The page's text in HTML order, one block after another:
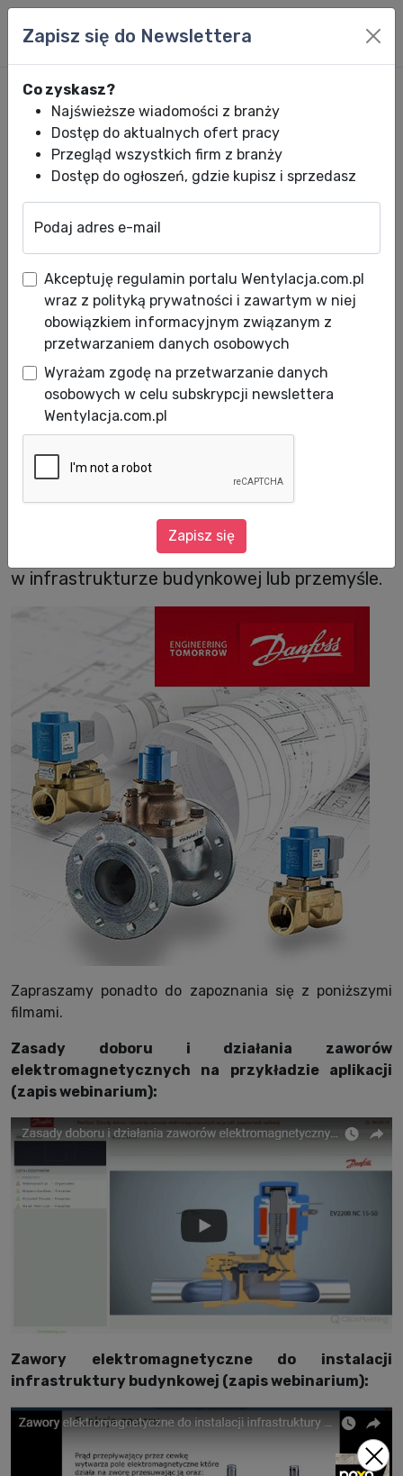
Wigmors: Strefa Projektanta
Danfoss
Data publikacji: 09.05.2018
Zapraszamy do skorzystania ze Strefy
Projektanta Danfoss wszystkich, którzy
zajmują się projektowaniem zaworów
pierwszeństwa i BREEAM lub innych aplikacji
w infrastrukturze budynkowej lub przemyśle.
Zapraszamy ponadto do zapoznania się z poniższymi
filmami.
Zasady doboru i działania zaworów
elektromagnetycznych na przykładzie aplikacji
(zapis webinarium):
Zawory elektromagnetyczne do instalacji
infrastruktury budynkowej (zapis webinarium):
Zapisz się do Newslettera
Co zyskasz?
Najświeższe wiadomości z branży
Dostęp do aktualnych ofert pracy
Przegląd wszystkich firm z branży
Dostęp do ogłoszeń, gdzie kupisz i sprzedasz
Podaj adres e-mail
Akceptuję regulamin portalu Wentylacja.com.pl
wraz z polityką prywatności i zawartym w niej
obowiązkiem informacyjnym związanym z
przetwarzaniem danych osobowych
Wyrażam zgodę na przetwarzanie danych
osobowych w celu subskrypcji newslettera
Wentylacja.com.pl
Zapisz się